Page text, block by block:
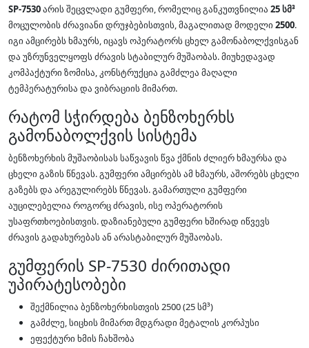
SP-7530არის შეცვლადი გუმფერი, რომელიც განკუთვნილია 25 სმ³
მოცულობის ძრავიანი დრუჯბებისთვის, მაგალითად მოდელი 2500.
იგი ამცირებს ხმაურს, იცავს ოპერატორს ცხელ გამონაბოლქვისგან
და უზრუნველყოფს ძრავის სტაბილურ მუშაობას. მიუხედავად
კომპაქტური ზომისა, კონსტრუქცია გამძლეა მაღალი
ტემპერატურისა და ვიბრაციის მიმართ.
რატომ სჭირდება ბენზოხერხს
გამონაბოლქვის სისტემა
ბენზოხერხის მუშაობისას საწვავის წვა ქმნის ძლიერ ხმაურსა და
ცხელი გაზის წნევას. გუმფერი ამცირებს ამ ხმაურს, აშორებს ცხელი
გაზებს და არეგულირებს წნევას. გამართული გუმფერი
აუცილებელია როგორც ძრავის, ისე ოპერატორის
უსაფრთხოებისთვის. დაზიანებული გუმფერი ხშირად იწვევს
ძრავის გადახურებას ან არასტაბილურ მუშაობას.
გუმფერის SP-7530 ძირითადი
უპირატესობები
შექმნილია ბენზოხერხისთვის 2500 (25 სმ³)
გამძლე, სიცხის მიმართ მდგრადი მეტალის კორპუსი
ეფექტური ხმის ჩახშობა